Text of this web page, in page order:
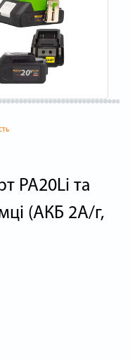
PA20Li та
(АКБ 2А/г,